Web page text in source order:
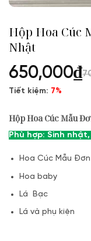
Hộp Hoa Cúc
Nhật
650,000₫
Tiết kiệm: 7%
Hộp Hoa Cúc Mẫu
Phù hợp: Sinh
Hoa Cúc Mẫu
Hoa baby
Lá Bạc
Lá và phụ kiện
(*) Shop hoa tươi